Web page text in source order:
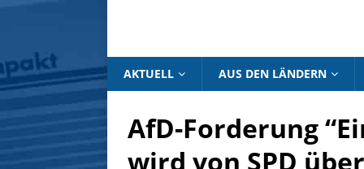
AKTUELL AUS DEN LÄNDERN
AfD-Forderung
wird von SPD